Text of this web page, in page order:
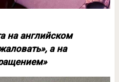
на английском
а на